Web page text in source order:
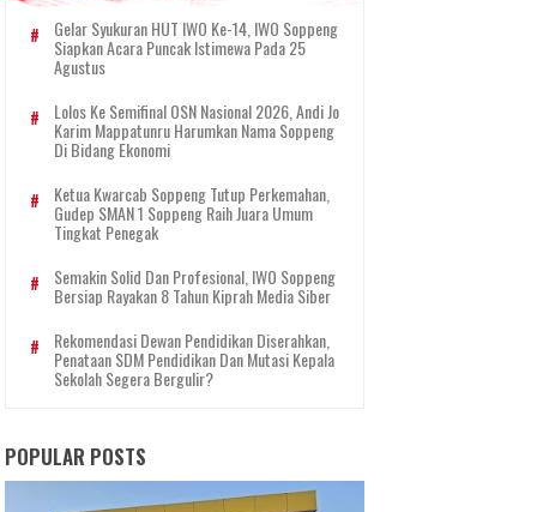
Gelar Syukuran HUT IWO Ke-14, IWO Soppeng
Siapkan Acara Puncak Istimewa Pada 25
Agustus
Lolos Ke Semifinal OSN Nasional 2026, Andi Jo
Karim Mappatunru Harumkan Nama Soppeng
Di Bidang Ekonomi
Ketua Kwarcab Soppeng Tutup Perkemahan,
Gudep SMAN 1 Soppeng Raih Juara Umum
Tingkat Penegak
Semakin Solid Dan Profesional, IWO Soppeng
Bersiap Rayakan 8 Tahun Kiprah Media Siber
Rekomendasi Dewan Pendidikan Diserahkan,
Penataan SDM Pendidikan Dan Mutasi Kepala
Sekolah Segera Bergulir?
POPULAR POSTS